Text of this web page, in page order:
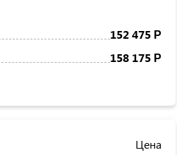
152 475 Р
158 175 Р
Цена